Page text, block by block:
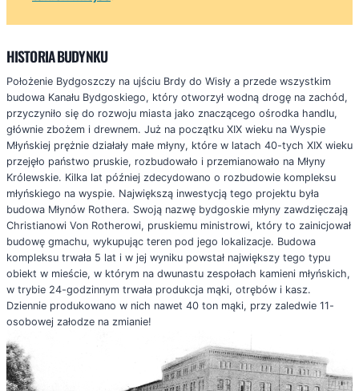
HISTORIA BUDYNKU
Położenie Bydgoszczy na ujściu Brdy do Wisły a przede wszystkim
budowa Kanału Bydgoskiego, który otworzył wodną drogę na zachód,
przyczyniło się do rozwoju miasta jako znaczącego ośrodka handlu,
głównie zbożem i drewnem. Już na początku XIX wieku na Wyspie
Młyńskiej prężnie działały małe młyny, które w latach 40-tych XIX wieku
przejęło państwo pruskie, rozbudowało i przemianowało na Młyny
Królewskie. Kilka lat później zdecydowano o rozbudowie kompleksu
młyńskiego na wyspie. Największą inwestycją tego projektu była
budowa Młynów Rothera. Swoją nazwę bydgoskie młyny zawdzięczają
Christianowi Von Rotherowi, pruskiemu ministrowi, który to zainicjował
budowę gmachu, wykupując teren pod jego lokalizacje. Budowa
kompleksu trwała 5 lat i w jej wyniku powstał największy tego typu
obiekt w mieście, w którym na dwunastu zespołach kamieni młyńskich,
w trybie 24-godzinnym trwała produkcja mąki, otrębów i kasz.
Dziennie produkowano w nich nawet 40 ton mąki, przy zaledwie 11-
osobowej załodze na zmianie!